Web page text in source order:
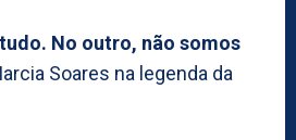
No outro, não somos
Soares na legenda da